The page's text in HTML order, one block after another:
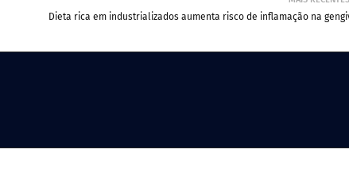
Dieta rica em industrializados aumenta risco de inflamação na